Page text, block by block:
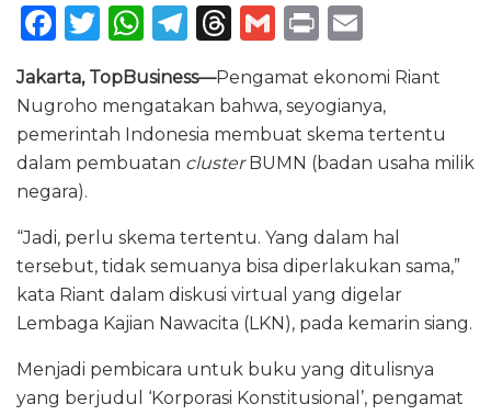
F
c
e
b
o
o
k
T
w
it
te
r
W
h
a
ts
A
p
T
e
g
ra
T
re
a
d
G
ai
l
P
ri
n
t
m
ai
l
Jakarta, TopBusiness—Pengamat ekonomi Riant
Nugroho mengatakan bahwa, seyogianya,
pemerintah Indonesia membuat skema tertentu
dalam pembuatan cluster BUMN (badan usaha milik
negara).
“Jadi, perlu skema tertentu. Yang dalam hal
tersebut, tidak semuanya bisa diperlakukan sama,”
kata Riant dalam diskusi virtual yang digelar
Lembaga Kajian Nawacita (LKN), pada kemarin siang.
Menjadi pembicara untuk buku yang ditulisnya
yang berjudul ‘Korporasi Konstitusional’, pengamat